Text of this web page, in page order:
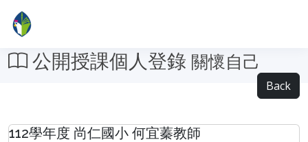
公開授課個人登錄 關懷自己
Back
112學年度 尚仁國小 何宜蓁教師